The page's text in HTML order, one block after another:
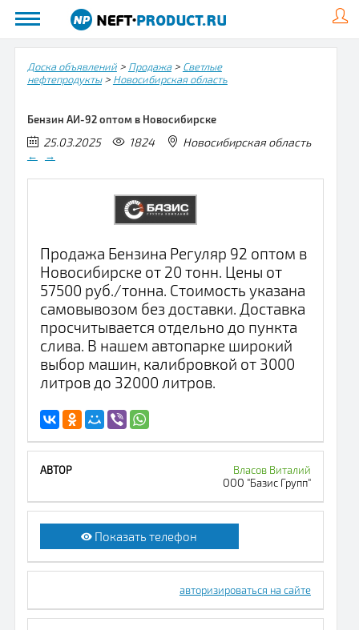
Доска объявлений> Продажа> Светлые
нефтепродукты> Новосибирская область
Бензин АИ-92 оптом в Новосибирске
25.03.2025 1824 Новосибирская область
← →
Продажа Бензина Регуляр 92 оптом в
Новосибирске от 20 тонн. Цены от
57500 руб./тонна. Стоимость указана
самовывозом без доставки. Доставка
просчитывается отдельно до пункта
слива. В нашем автопарке широкий
выбор машин, калибровкой от 3000
литров до 32000 литров.
Власов Виталий
ООО "Базис Групп"
Показать телефон
авторизироваться на сайте